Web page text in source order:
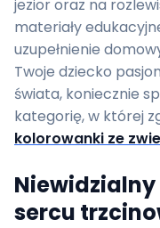
jezior oraz na
materiały
uzupełnienie
Twoje dziecko
świata, koniecznie
kategorię, w której
kolorowanki ze
sercu